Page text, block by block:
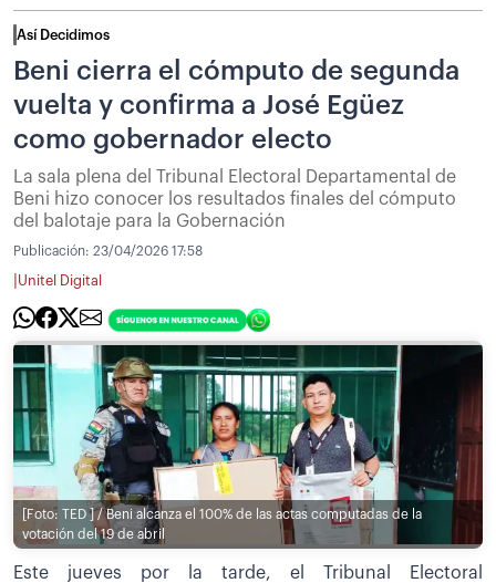
Así Decidimos
Beni cierra el cómputo de segunda
vuelta y confirma a José Egüez
como gobernador electo
La sala plena del Tribunal Electoral Departamental de
Beni hizo conocer los resultados finales del cómputo
del balotaje para la Gobernación
Publicación: 23/04/2026 17:58
Unitel Digital
[Foto: TED ] / Beni alcanza el 100% de las actas computadas de la
votación del 19 de abril
Este jueves por la tarde, el Tribunal Electoral